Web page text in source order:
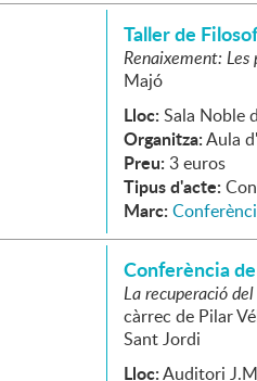
Taller de
Renaixement:
Majó
Lloc: Sala Noble
Organitza:Aula
Preu: 3 euros
Tipus d'acte:
Marc:
Conferència
La recuperació
càrrec de Pilar
Sant Jordi
Lloc:Auditori